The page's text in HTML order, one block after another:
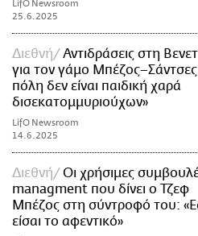
LifO Newsroom
25.6.2025
Διεθνή
Αντιδράσεις στη
για τον γάμο
πόλη δεν είναι παιδική χαρά
δισεκατομμυριούχων»
LifO Newsroom
14.6.2025
Διεθνή
Οι χρήσιμες
managment που δίνει ο Τζεφ
Μπέζος στη σύντροφό του:
είσαι το αφεντικό»